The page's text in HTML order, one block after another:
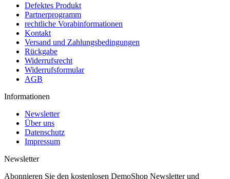
Defektes Produkt
Partnerprogramm
rechtliche Vorabinformationen
Kontakt
Versand und Zahlungsbedingungen
Rückgabe
Widerrufsrecht
Widerrufsformular
AGB
Informationen
Newsletter
Über uns
Datenschutz
Impressum
Newsletter
Abonnieren Sie den kostenlosen DemoShop Newsletter und